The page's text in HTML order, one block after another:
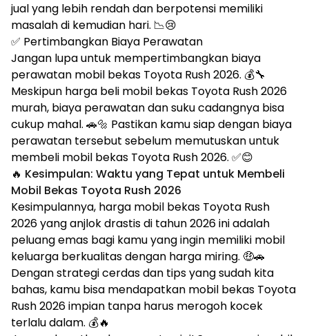
jual yang lebih rendah dan berpotensi memiliki
masalah di kemudian hari. 📉😢
✅ Pertimbangkan Biaya Perawatan
Jangan lupa untuk mempertimbangkan biaya
perawatan mobil bekas Toyota Rush 2026. 💰🔧
Meskipun harga beli mobil bekas Toyota Rush 2026
murah, biaya perawatan dan suku cadangnya bisa
cukup mahal. 🚗🔩 Pastikan kamu siap dengan biaya
perawatan tersebut sebelum memutuskan untuk
membeli mobil bekas Toyota Rush 2026. ✅😊
🔥 Kesimpulan: Waktu yang Tepat untuk Membeli
Mobil Bekas Toyota Rush 2026
Kesimpulannya, harga mobil bekas Toyota Rush
2026 yang anjlok drastis di tahun 2026 ini adalah
peluang emas bagi kamu yang ingin memiliki mobil
keluarga berkualitas dengan harga miring. 🤑🚗
Dengan strategi cerdas dan tips yang sudah kita
bahas, kamu bisa mendapatkan mobil bekas Toyota
Rush 2026 impian tanpa harus merogoh kocek
terlalu dalam. 💰🔥